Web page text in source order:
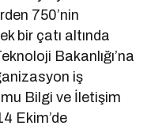
750’nin
bir çatı altında
Bakanlığı’na
iş
Bilgi ve İletişim
Ekim’de